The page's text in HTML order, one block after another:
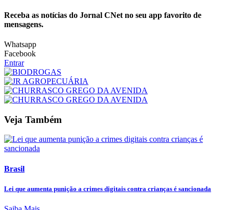
Receba as notícias do Jornal CNet no seu app favorito de
mensagens.
Whatsapp
Facebook
Entrar
Veja Também
Brasil
Lei que aumenta punição a crimes digitais contra crianças é sancionada